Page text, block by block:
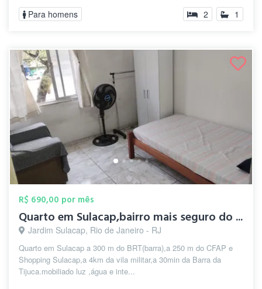
Para homens 2 1
R$ 690,00 por mês
Quarto em Sulacap,bairro mais seguro do ...
Jardim Sulacap, Rio de Janeiro - RJ
Quarto em Sulacap a 300 m do BRT(barra),a 250 m do CFAP e
Shopping Sulacap,a 4km da vila militar,a 30min da Barra da
Tijuca.mobiliado luz ,água e inte...